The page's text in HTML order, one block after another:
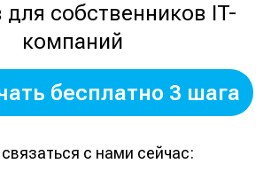
собственников IT-
компаний
бесплатно 3 шага
с нами сейчас: